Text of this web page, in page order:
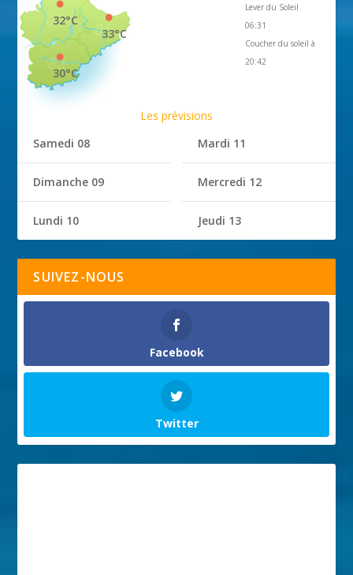
33°C
32°C
30°C
Lever du Soleil
06:31
Coucher du soleil à
20:42
Les prévisions
Samedi 08
Dimanche 09
Lundi 10
Mardi 11
Mercredi 12
Jeudi 13
SUIVEZ-NOUS
Facebook
Twitter